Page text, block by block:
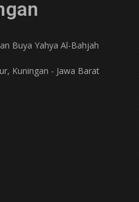
Buya Yahya Al-Bahjah
Kuningan - Jawa Barat